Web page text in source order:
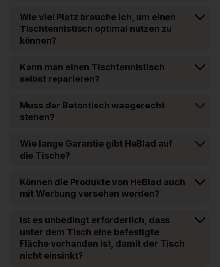
Wie viel Platz brauche ich, um einen
Tischtennistisch optimal nutzen zu
können?
Kann man einen Tischtennistisch
selbst reparieren?
Muss der Betontisch waagerecht
stehen?
Wie lange Garantie gibt HeBlad auf
die Tische?
Können die Produkte von HeBlad auch
mit Werbung versehen werden?
Ist es unbedingt erforderlich, dass
unter dem Tisch eine befestigte
Fläche vorhanden ist, damit der Tisch
nicht einsinkt?